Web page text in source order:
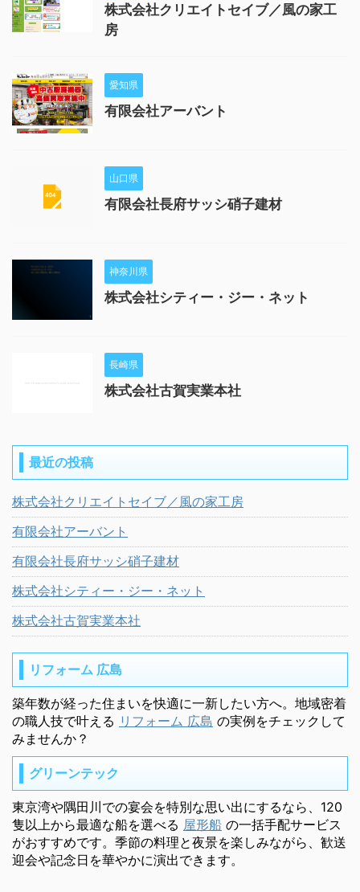
株式会社クリエイトセイブ／風の家工
房
愛知県
有限会社アーバント
山口県
有限会社長府サッシ硝子建材
神奈川県
株式会社シティー・ジー・ネット
長崎県
株式会社古賀実業本社
最近の投稿
株式会社クリエイトセイブ／風の家工房
有限会社アーバント
有限会社長府サッシ硝子建材
株式会社シティー・ジー・ネット
株式会社古賀実業本社
リフォーム 広島
築年数が経った住まいを快適に一新したい方へ。地域密着
の職人技で叶える リフォーム 広島 の実例をチェックして
みませんか？
グリーンテック
東京湾や隅田川での宴会を特別な思い出にするなら、120
隻以上から最適な船を選べる 屋形船 の一括手配サービス
がおすすめです。季節の料理と夜景を楽しみながら、歓送
迎会や記念日を華やかに演出できます。